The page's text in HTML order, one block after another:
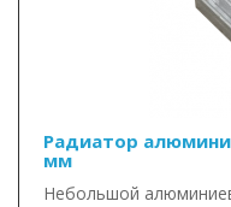
Радиатор
мм
Небольшой